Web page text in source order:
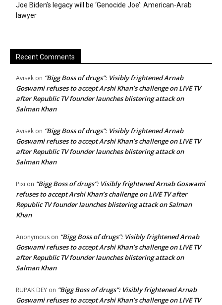
Joe Biden’s legacy will be ‘Genocide Joe’: American-Arab
lawyer
Recent Comments
Avisek on “Bigg Boss of drugs”: Visibly frightened Arnab
Goswami refuses to accept Arshi Khan’s challenge on LIVE TV
after Republic TV founder launches blistering attack on
Salman Khan
Avisek on “Bigg Boss of drugs”: Visibly frightened Arnab
Goswami refuses to accept Arshi Khan’s challenge on LIVE TV
after Republic TV founder launches blistering attack on
Salman Khan
Pixi on “Bigg Boss of drugs”: Visibly frightened Arnab Goswami
refuses to accept Arshi Khan’s challenge on LIVE TV after
Republic TV founder launches blistering attack on Salman
Khan
Anonymous on “Bigg Boss of drugs”: Visibly frightened Arnab
Goswami refuses to accept Arshi Khan’s challenge on LIVE TV
after Republic TV founder launches blistering attack on
Salman Khan
RUPAK DEY on “Bigg Boss of drugs”: Visibly frightened Arnab
Goswami refuses to accept Arshi Khan’s challenge on LIVE TV